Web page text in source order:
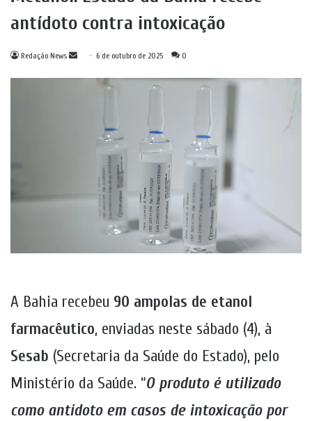
antídoto contra intoxicação
Redação News
Mande6 de outubro de 2025 0
A Bahia recebeu 90 ampolas de etanol
farmacêutico, enviadas neste sábado (4), à
Sesab (Secretaria da Saúde do Estado), pelo
Ministério da Saúde. “O produto é utilizado
como antídoto em casos de intoxicação por